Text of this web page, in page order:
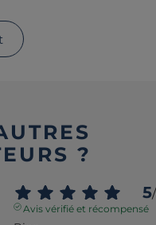
?
5/
Avis vérifié et récompensé